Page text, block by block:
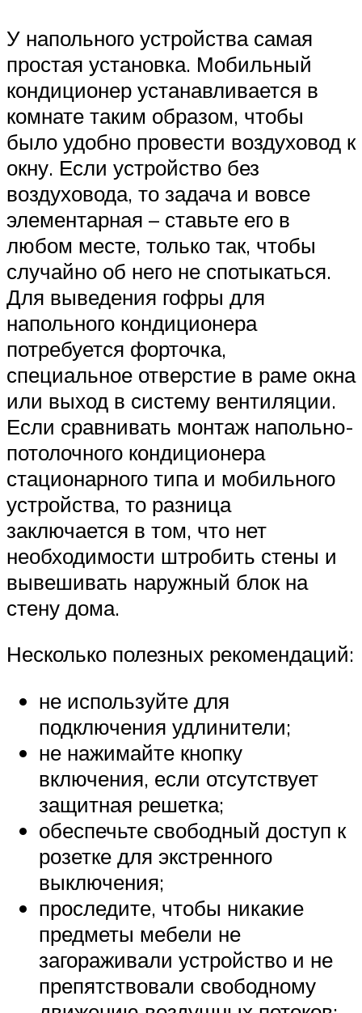
У напольного устройства самая
простая установка. Мобильный
кондиционер устанавливается в
комнате таким образом, чтобы
было удобно провести воздуховод к
окну. Если устройство без
воздуховода, то задача и вовсе
элементарная – ставьте его в
любом месте, только так, чтобы
случайно об него не спотыкаться.
Для выведения гофры для
напольного кондиционера
потребуется форточка,
специальное отверстие в раме окна
или выход в систему вентиляции.
Если сравнивать монтаж напольно-
потолочного кондиционера
стационарного типа и мобильного
устройства, то разница
заключается в том, что нет
необходимости штробить стены и
вывешивать наружный блок на
стену дома.
Несколько полезных рекомендаций:
не используйте для
подключения удлинители;
не нажимайте кнопку
включения, если отсутствует
защитная решетка;
обеспечьте свободный доступ к
розетке для экстренного
выключения;
проследите, чтобы никакие
предметы мебели не
загораживали устройство и не
препятствовали свободному